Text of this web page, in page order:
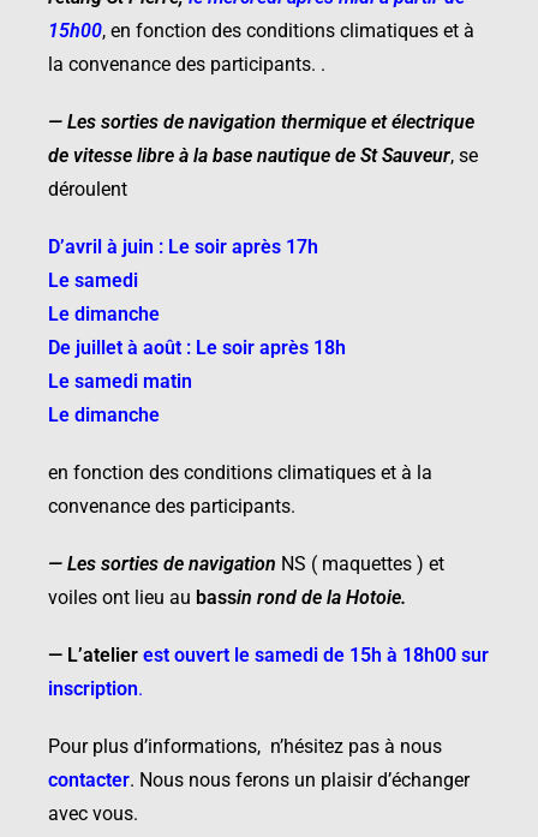
15h00, en fonction des conditions climatiques et à
la convenance des participants. .
— Les sorties de navigation thermique et électrique
de vitesse libre à la base nautique de St Sauveur, se
déroulent
D’avril à juin : Le soir après 17h
Le samedi
Le dimanche
De juillet à août : Le soir après 18h
Le samedi matin
Le dimanche
en fonction des conditions climatiques et à la
convenance des participants.
— Les sorties de navigation NS ( maquettes ) et
voiles ont lieu au bassin rond de la Hotoie.
— L’atelier est ouvert le samedi de 15h à 18h00 sur
inscription.
Pour plus d’informations, n’hésitez pas à nous
contacter. Nous nous ferons un plaisir d’échanger
avec vous.